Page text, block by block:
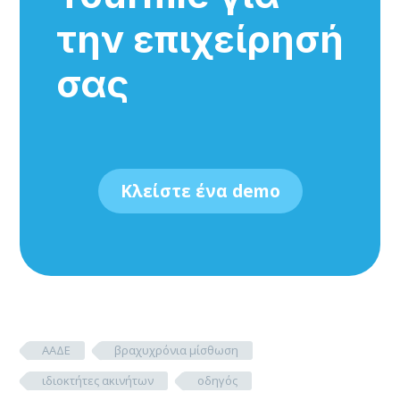
την επιχείρησή
σας
Κλείστε ένα demo
ΑΑΔΕ
βραχυχρόνια μίσθωση
ιδιοκτήτες ακινήτων
οδηγός